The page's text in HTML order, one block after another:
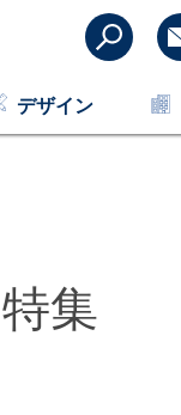
デザイン
集